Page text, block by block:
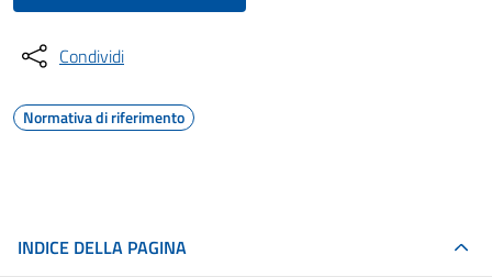
Condividi
Normativa di riferimento
INDICE DELLA PAGINA